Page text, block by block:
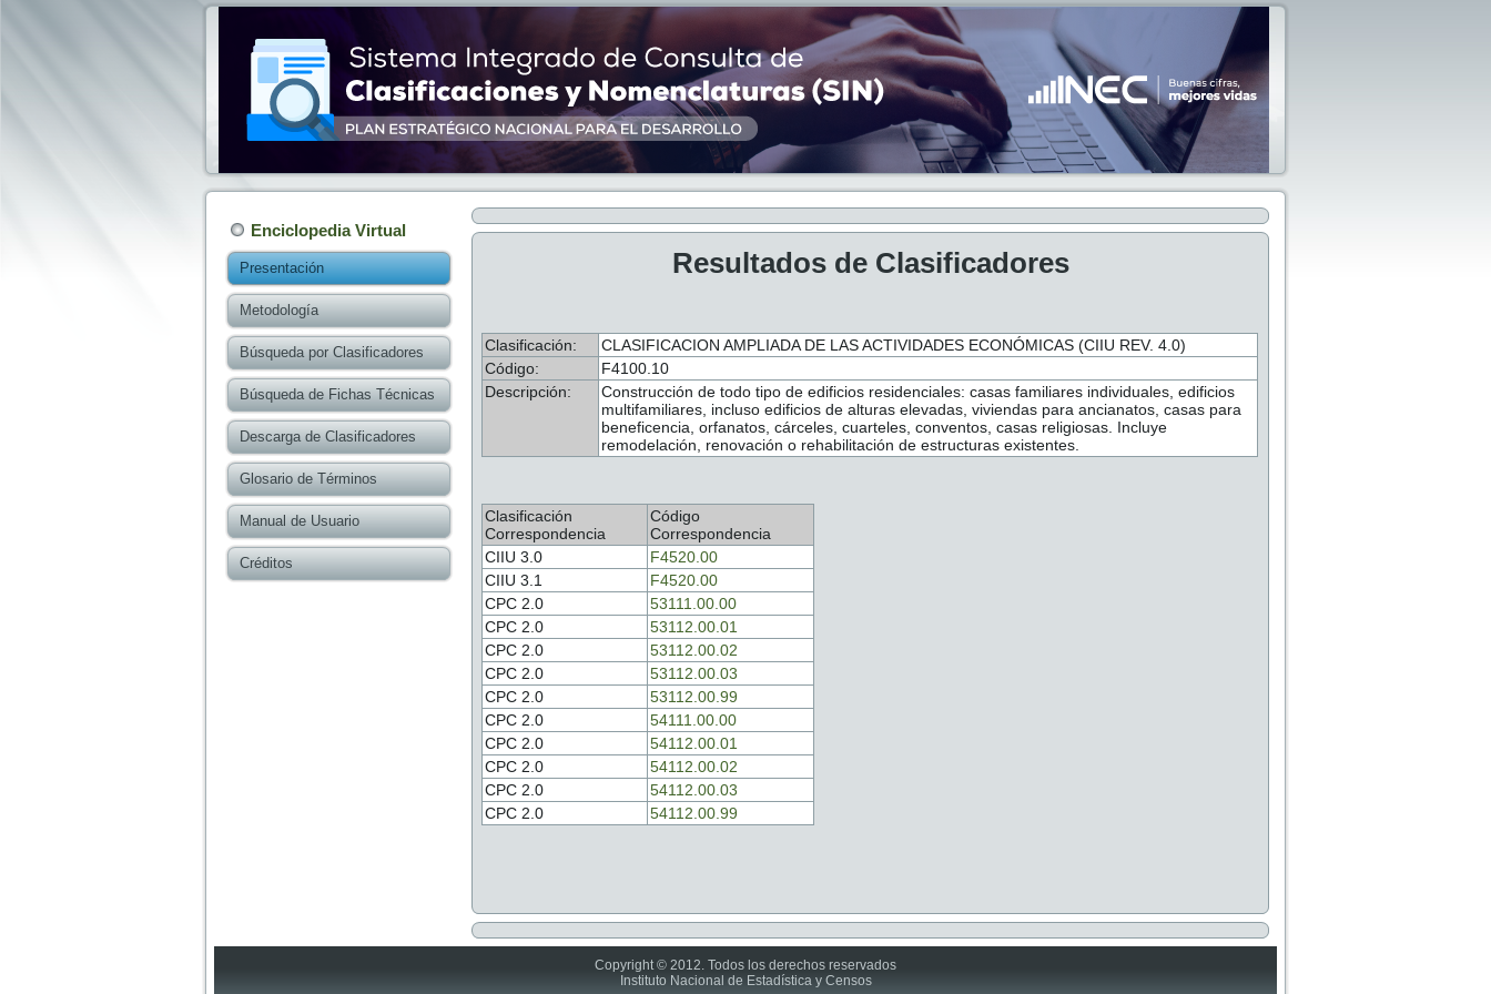
Enciclopedia Virtual
Presentación
Metodología
Búsqueda por Clasificadores
Búsqueda de Fichas Técnicas
Descarga de Clasificadores
Glosario de Términos
Manual de Usuario
Créditos
Resultados de Clasificadores
Clasificación:
CLASIFICACION AMPLIADA DE LAS ACTIVIDADES ECONÓMICAS (CIIU REV. 4.0)
Código:
F4100.10
Descripción:
Construcción de todo tipo de edificios residenciales: casas familiares individuales, edificios
multifamiliares, incluso edificios de alturas elevadas, viviendas para ancianatos, casas para
beneficencia, orfanatos, cárceles, cuarteles, conventos, casas religiosas. Incluye
remodelación, renovación o rehabilitación de estructuras existentes.
Clasificación
Correspondencia
Código
Correspondencia
CIIU 3.0
F4520.00
CIIU 3.1
F4520.00
CPC 2.0
53111.00.00
CPC 2.0
53112.00.01
CPC 2.0
53112.00.02
CPC 2.0
53112.00.03
CPC 2.0
53112.00.99
CPC 2.0
54111.00.00
CPC 2.0
54112.00.01
CPC 2.0
54112.00.02
CPC 2.0
54112.00.03
CPC 2.0
54112.00.99
Copyright © 2012. Todos los derechos reservados
Instituto Nacional de Estadística y Censos